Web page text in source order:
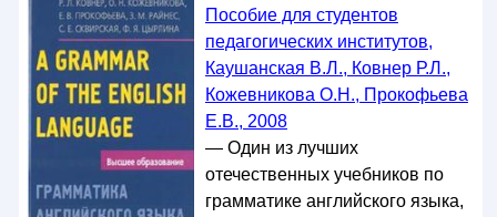
Пособие для студентов
педагогических институтов,
Каушанская В.Л., Ковнер Р.Л.,
Кожевникова О.Н., Прокофьева
Е.В., 2008
— Один из лучших
отечественных учебников по
грамматике английского языка,